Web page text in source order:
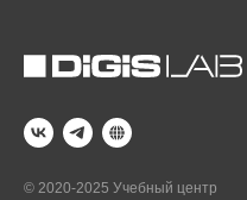
© 2020-2025 Учебный центр